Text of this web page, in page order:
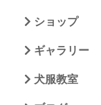
ショップ
ギャラリー
犬服教室